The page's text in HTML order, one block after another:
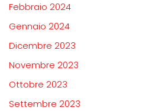
Febbraio 2024
Gennaio 2024
Dicembre 2023
Novembre 2023
Ottobre 2023
Settembre 2023